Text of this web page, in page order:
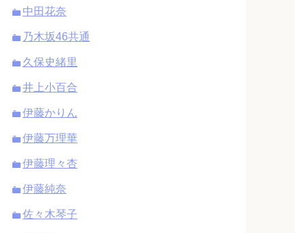
中田花奈
乃木坂46共通
久保史緒里
井上小百合
伊藤かりん
伊藤万理華
伊藤理々杏
伊藤純奈
佐々木琴子